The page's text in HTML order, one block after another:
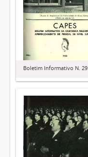
Boletim Informativo N. 29